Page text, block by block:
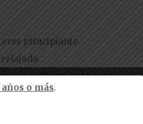
principiante.
reciente en la zona
juguetes.
o más.